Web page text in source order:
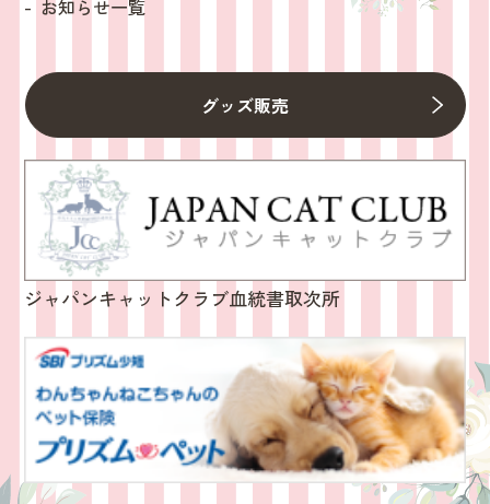
お知らせ一覧
グッズ販売
ジャパンキャットクラブ血統書取次所